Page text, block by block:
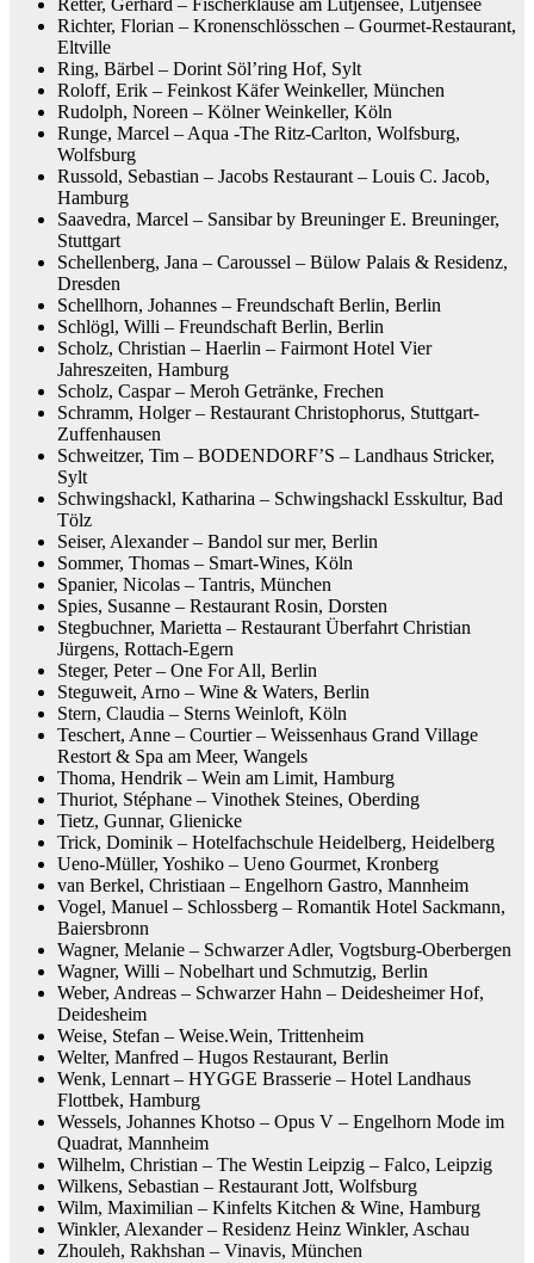
Retter, Gerhard – Fischerklause am Lütjensee, Lütjensee
Richter, Florian – Kronenschlösschen – Gourmet-Restaurant,
Eltville
Ring, Bärbel – Dorint Söl’ring Hof, Sylt
Roloff, Erik – Feinkost Käfer Weinkeller, München
Rudolph, Noreen – Kölner Weinkeller, Köln
Runge, Marcel – Aqua -The Ritz-Carlton, Wolfsburg,
Wolfsburg
Russold, Sebastian – Jacobs Restaurant – Louis C. Jacob,
Hamburg
Saavedra, Marcel – Sansibar by Breuninger E. Breuninger,
Stuttgart
Schellenberg, Jana – Caroussel – Bülow Palais & Residenz,
Dresden
Schellhorn, Johannes – Freundschaft Berlin, Berlin
Schlögl, Willi – Freundschaft Berlin, Berlin
Scholz, Christian – Haerlin – Fairmont Hotel Vier
Jahreszeiten, Hamburg
Scholz, Caspar – Meroh Getränke, Frechen
Schramm, Holger – Restaurant Christophorus, Stuttgart-
Zuffenhausen
Schweitzer, Tim – BODENDORF’S – Landhaus Stricker,
Sylt
Schwingshackl, Katharina – Schwingshackl Esskultur, Bad
Tölz
Seiser, Alexander – Bandol sur mer, Berlin
Sommer, Thomas – Smart-Wines, Köln
Spanier, Nicolas – Tantris, München
Spies, Susanne – Restaurant Rosin, Dorsten
Stegbuchner, Marietta – Restaurant Überfahrt Christian
Jürgens, Rottach-Egern
Steger, Peter – One For All, Berlin
Steguweit, Arno – Wine & Waters, Berlin
Stern, Claudia – Sterns Weinloft, Köln
Teschert, Anne – Courtier – Weissenhaus Grand Village
Restort & Spa am Meer, Wangels
Thoma, Hendrik – Wein am Limit, Hamburg
Thuriot, Stéphane – Vinothek Steines, Oberding
Tietz, Gunnar, Glienicke
Trick, Dominik – Hotelfachschule Heidelberg, Heidelberg
Ueno-Müller, Yoshiko – Ueno Gourmet, Kronberg
van Berkel, Christiaan – Engelhorn Gastro, Mannheim
Vogel, Manuel – Schlossberg – Romantik Hotel Sackmann,
Baiersbronn
Wagner, Melanie – Schwarzer Adler, Vogtsburg-Oberbergen
Wagner, Willi – Nobelhart und Schmutzig, Berlin
Weber, Andreas – Schwarzer Hahn – Deidesheimer Hof,
Deidesheim
Weise, Stefan – Weise.Wein, Trittenheim
Welter, Manfred – Hugos Restaurant, Berlin
Wenk, Lennart – HYGGE Brasserie – Hotel Landhaus
Flottbek, Hamburg
Wessels, Johannes Khotso – Opus V – Engelhorn Mode im
Quadrat, Mannheim
Wilhelm, Christian – The Westin Leipzig – Falco, Leipzig
Wilkens, Sebastian – Restaurant Jott, Wolfsburg
Wilm, Maximilian – Kinfelts Kitchen & Wine, Hamburg
Winkler, Alexander – Residenz Heinz Winkler, Aschau
Zhouleh, Rakhshan – Vinavis, München